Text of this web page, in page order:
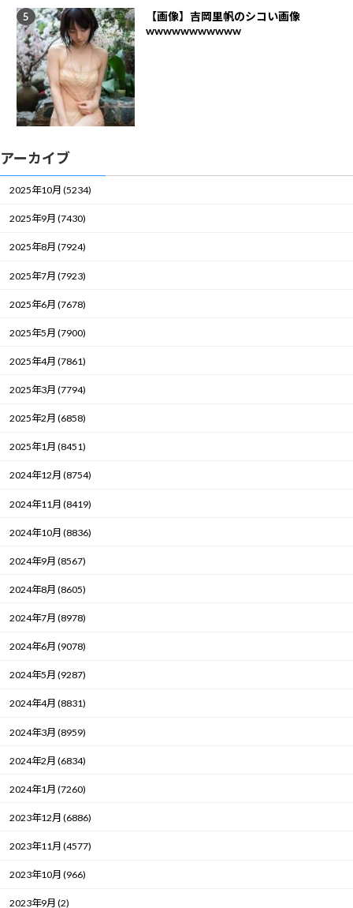
【画像】吉岡里帆のシコい画像
wwwwwwwwwww
アーカイブ
2025年10月 (5234)
2025年9月 (7430)
2025年8月 (7924)
2025年7月 (7923)
2025年6月 (7678)
2025年5月 (7900)
2025年4月 (7861)
2025年3月 (7794)
2025年2月 (6858)
2025年1月 (8451)
2024年12月 (8754)
2024年11月 (8419)
2024年10月 (8836)
2024年9月 (8567)
2024年8月 (8605)
2024年7月 (8978)
2024年6月 (9078)
2024年5月 (9287)
2024年4月 (8831)
2024年3月 (8959)
2024年2月 (6834)
2024年1月 (7260)
2023年12月 (6886)
2023年11月 (4577)
2023年10月 (966)
2023年9月 (2)